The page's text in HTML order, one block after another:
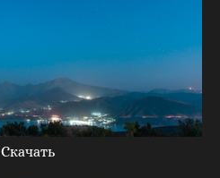
Скачать